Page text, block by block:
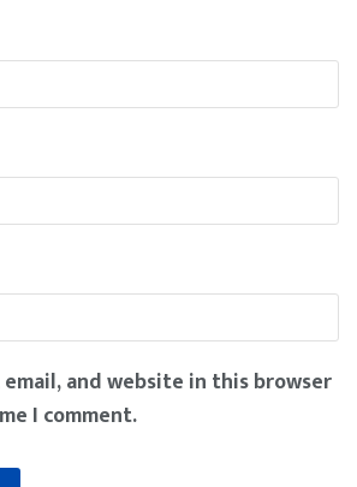
email, and website in this browser
I comment.